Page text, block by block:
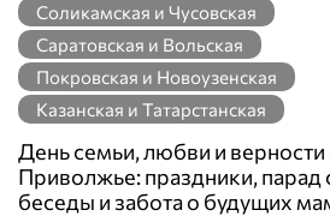
Соликамская и Чусовская
Саратовская и Вольская
Покровская и Новоузенская
Казанская и Татарстанская
День семьи, любви и верности
Приволжье: праздники, парад
беседы и забота о будущих